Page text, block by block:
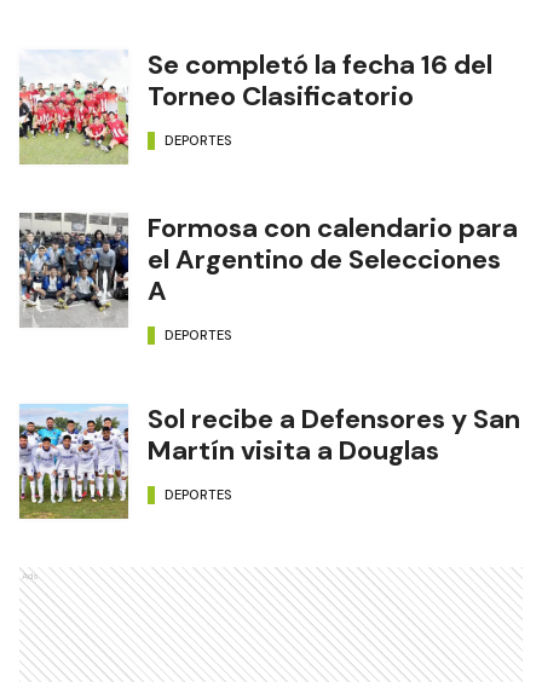
Se completó la fecha 16 del
Torneo Clasificatorio
DEPORTES
Formosa con calendario para
el Argentino de Selecciones
A
DEPORTES
Sol recibe a Defensores y San
Martín visita a Douglas
DEPORTES
Ads